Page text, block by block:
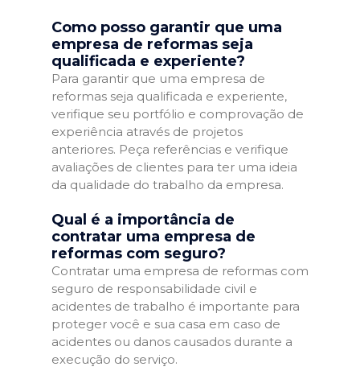
Como posso garantir que uma
empresa de reformas seja
qualificada e experiente?
Para garantir que uma empresa de
reformas seja qualificada e experiente,
verifique seu portfólio e comprovação de
experiência através de projetos
anteriores. Peça referências e verifique
avaliações de clientes para ter uma ideia
da qualidade do trabalho da empresa.
Qual é a importância de
contratar uma empresa de
reformas com seguro?
Contratar uma empresa de reformas com
seguro de responsabilidade civil e
acidentes de trabalho é importante para
proteger você e sua casa em caso de
acidentes ou danos causados durante a
execução do serviço.